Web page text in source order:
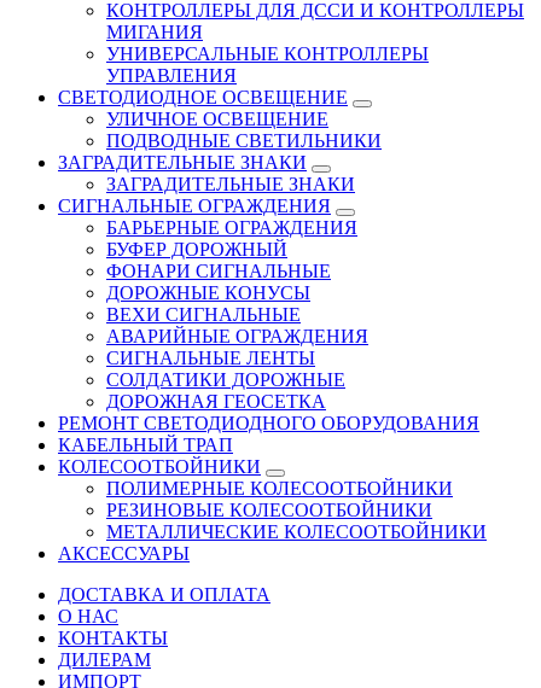
КОНТРОЛЛЕРЫ ДЛЯ ДССИ И КОНТРОЛЛЕРЫ
МИГАНИЯ
УНИВЕРСАЛЬНЫЕ КОНТРОЛЛЕРЫ
УПРАВЛЕНИЯ
СВЕТОДИОДНОЕ ОСВЕЩЕНИЕ
УЛИЧНОЕ ОСВЕЩЕНИЕ
ПОДВОДНЫЕ СВЕТИЛЬНИКИ
ЗАГРАДИТЕЛЬНЫЕ ЗНАКИ
ЗАГРАДИТЕЛЬНЫЕ ЗНАКИ
СИГНАЛЬНЫЕ ОГРАЖДЕНИЯ
БАРЬЕРНЫЕ ОГРАЖДЕНИЯ
БУФЕР ДОРОЖНЫЙ
ФОНАРИ СИГНАЛЬНЫЕ
ДОРОЖНЫЕ КОНУСЫ
ВЕХИ СИГНАЛЬНЫЕ
АВАРИЙНЫЕ ОГРАЖДЕНИЯ
СИГНАЛЬНЫЕ ЛЕНТЫ
СОЛДАТИКИ ДОРОЖНЫЕ
ДОРОЖНАЯ ГЕОСЕТКА
РЕМОНТ СВЕТОДИОДНОГО ОБОРУДОВАНИЯ
КАБЕЛЬНЫЙ ТРАП
КОЛЕСООТБОЙНИКИ
ПОЛИМЕРНЫЕ КОЛЕСООТБОЙНИКИ
РЕЗИНОВЫЕ КОЛЕСООТБОЙНИКИ
МЕТАЛЛИЧЕСКИЕ КОЛЕСООТБОЙНИКИ
АКСЕССУАРЫ
ДОСТАВКА И ОПЛАТА
О НАС
КОНТАКТЫ
ДИЛЕРАМ
ИМПОРТ